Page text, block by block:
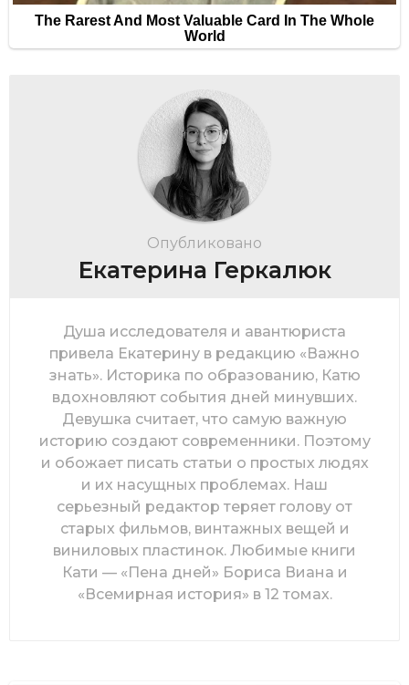
Опубликовано
Екатерина Геркалюк
Душа исследователя и авантюриста
привела Екатерину в редакцию «Важно
знать». Историка по образованию, Катю
вдохновляют события дней минувших.
Девушка считает, что самую важную
историю создают современники. Поэтому
и обожает писать статьи о простых людях
и их насущных проблемах. Наш
серьезный редактор теряет голову от
старых фильмов, винтажных вещей и
виниловых пластинок. Любимые книги
Кати — «Пена дней» Бориса Виана и
«Всемирная история» в 12 томах.